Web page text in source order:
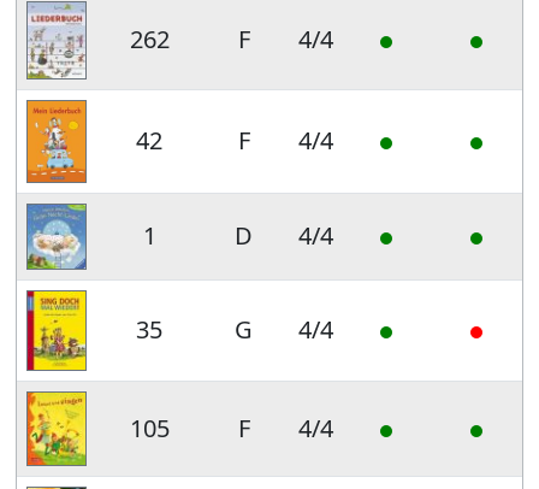
262 F 4/4
42 F 4/4
1 D 4/4
35 G 4/4
105 F 4/4